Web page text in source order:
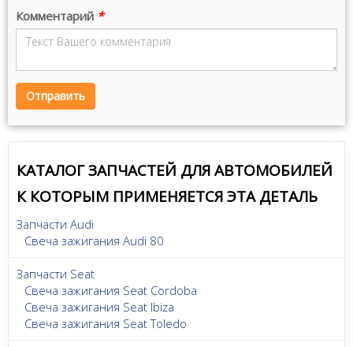
Комментарий *
Отправить
КАТАЛОГ ЗАПЧАСТЕЙ ДЛЯ АВТОМОБИЛЕЙ
К КОТОРЫМ ПРИМЕНЯЕТСЯ ЭТА ДЕТАЛЬ
Запчасти Audi
Свеча зажигания Audi 80
Запчасти Seat
Свеча зажигания Seat Cordoba
Свеча зажигания Seat Ibiza
Свеча зажигания Seat Toledo